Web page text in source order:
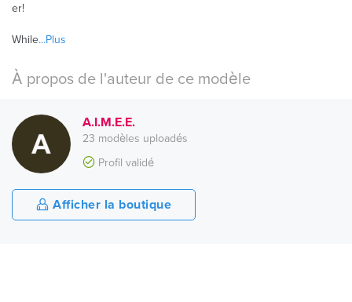
er!
While...Plus
À propos de l'auteur de ce modèle
A.I.M.E.E.
23 modèles uploadés
Profil validé
Afficher la boutique